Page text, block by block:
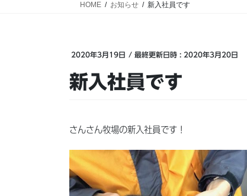
HOME お知らせ 新入社員です
2020年3月19日 / 最終更新日時 : 2020年3月20日
新入社員です
さんさん牧場の新入社員です！